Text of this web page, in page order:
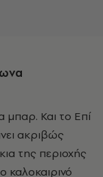
Και το Επί
ακριβώς
της περιοχής
καλοκαιρινό